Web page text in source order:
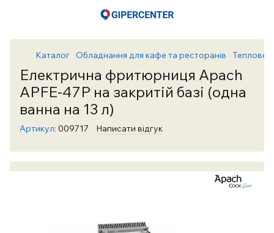
Каталог Обладнання для кафе та ресторанів Теплове
Електрична фритюрниця Apach
APFE-47P на закритій базі (одна
ванна на 13 л)
Артикул: 009717 Написати відгук